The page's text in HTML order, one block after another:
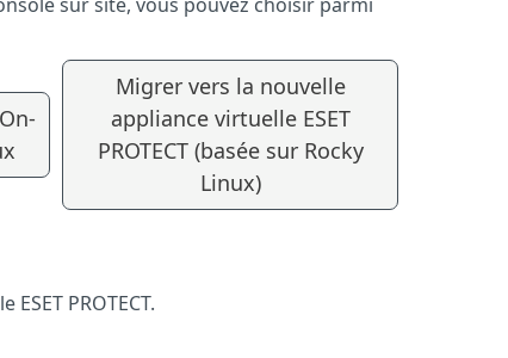
Migrer vers la nouvelle
appliance virtuelle ESET
PROTECT (basée sur Rocky
Linux)
PROTECT.